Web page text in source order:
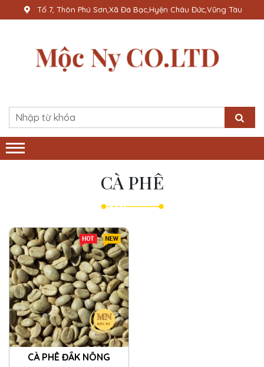
Tổ 7, Thôn Phú Sơn,Xã Đá Bạc,Hyện Châu Đức,Vũng Tàu
CÀ PHÊ
CÀ PHÊ ĐẮK NÔNG
Hot New